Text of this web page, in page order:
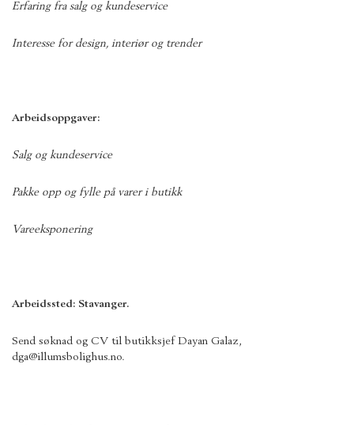
Erfaring fra salg og kundeservice
Interesse for design, interiør og trender
Arbeidsoppgaver:
Salg og kundeservice
Pakke opp og fylle på varer i butikk
Vareeksponering
Arbeidssted: Stavanger.
Send søknad og CV til butikksjef Dayan Galaz,
dga@illumsbolighus.no.